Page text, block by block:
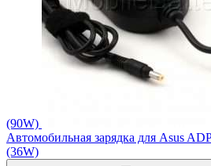
(90W)
Автомобильная зарядка для Asus
(36W)